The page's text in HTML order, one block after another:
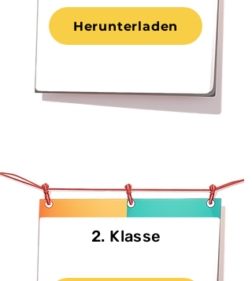
Herunterladen
2. Klasse